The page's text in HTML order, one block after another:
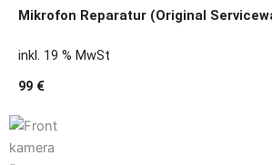
Mikrofon Reparatur (Original
inkl. 19 % MwSt
99 €